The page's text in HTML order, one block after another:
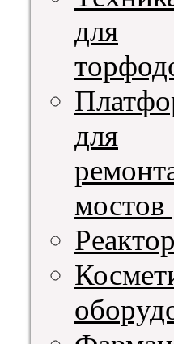
для
для
мостов
Реактор